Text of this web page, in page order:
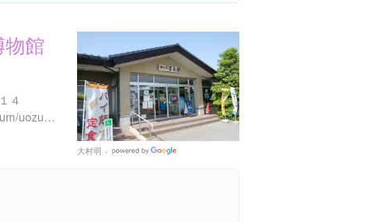
館
４
http://inoues.net/museum/uozu.html
大村明
Places